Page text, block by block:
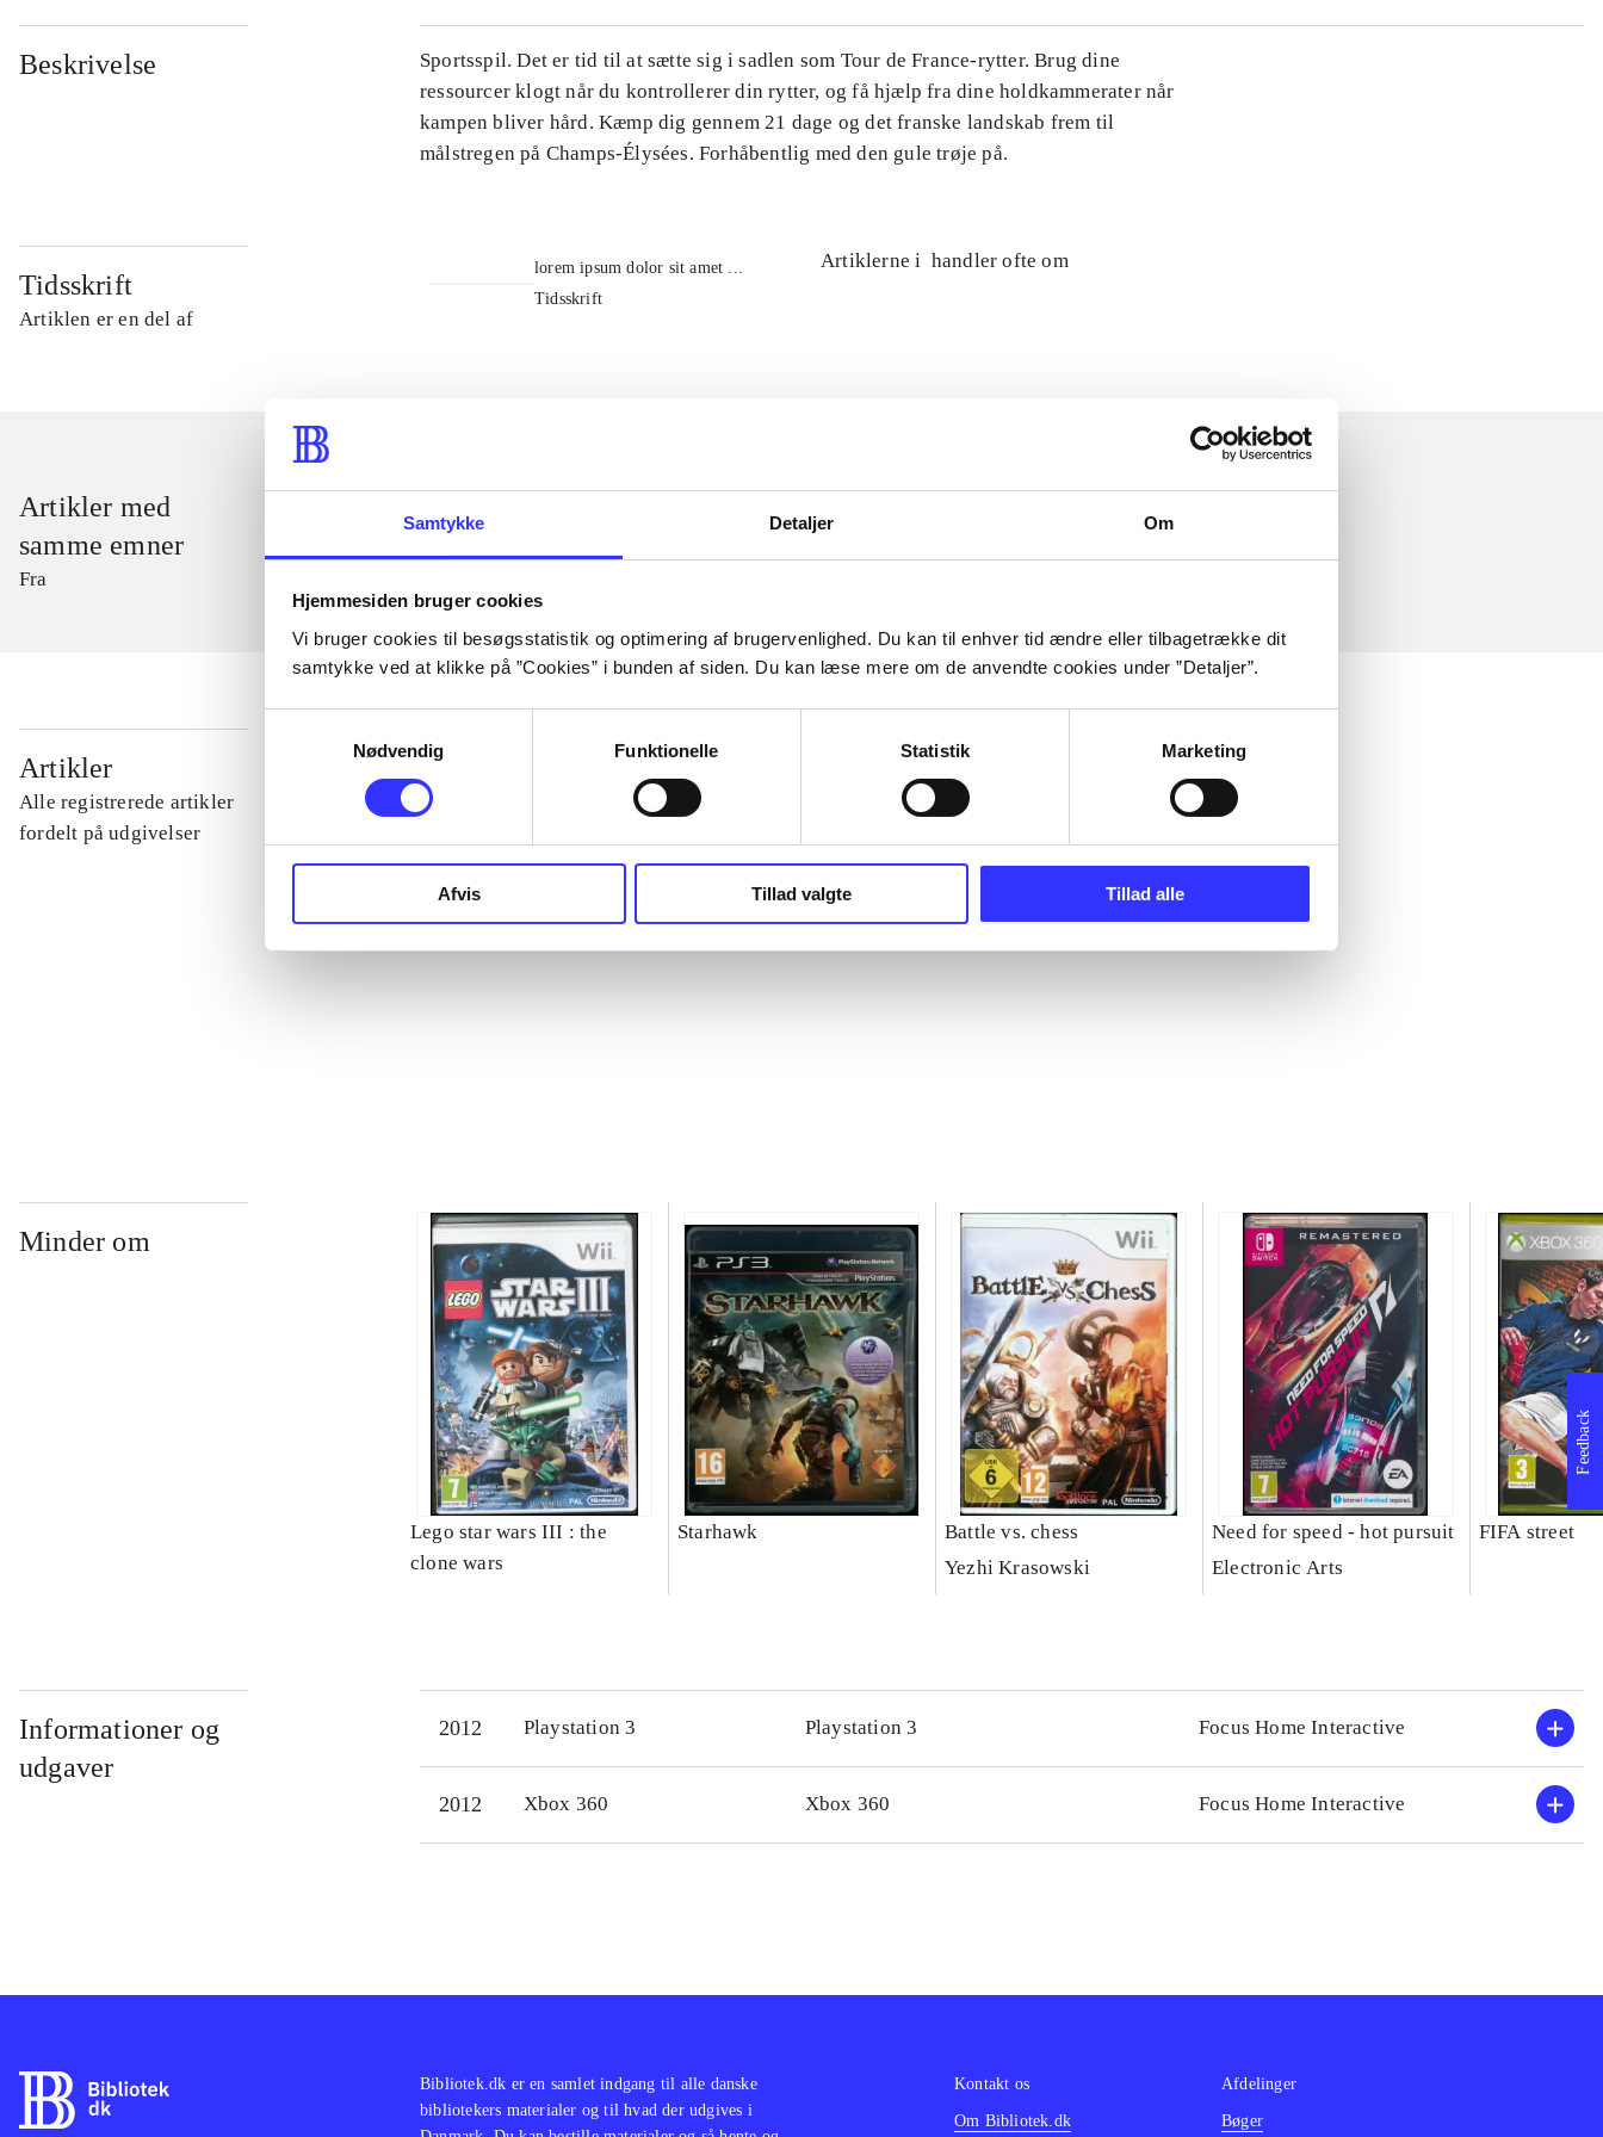
Samtykke Detaljer Om
Hjemmesiden bruger cookies
Vi bruger cookies til besøgsstatistik og optimering af brugervenlighed. Du kan til enhver tid ændre eller tilbagetrække dit
samtykke ved at klikke på ”Cookies” i bunden af siden. Du kan læse mere om de anvendte cookies under ”Detaljer”.
Nødvendig
Funktionelle Statistik Marketing
Afvis Tillad valgte Tillad alle
Beskrivelse
Sportsspil. Det er tid til at sætte sig i sadlen som Tour de France-rytter. Brug dine
ressourcer klogt når du kontrollerer din rytter, og få hjælp fra dine holdkammerater når
kampen bliver hård. Kæmp dig gennem 21 dage og det franske landskab frem til
målstregen på Champs-Élysées. Forhåbentlig med den gule trøje på.
Tidsskrift
Artiklen er en del af
lorem ipsum dolor sit amet ...
Tidsskrift
Artiklerne i handler ofte om
Artikler med
samme emner
Fra
Artikler
Alle registrerede artikler
fordelt på udgivelser
...
Minder om
Lego star wars III : the
clone wars
Starhawk
Battle vs. chess
Yezhi Krasowski
Need for speed - hot pursuit
Electronic Arts
FIFA street
Informationer og
udgaver
2012 Playstation 3 Playstation 3 Focus Home Interactive
2012 Xbox 360 Xbox 360 Focus Home Interactive
Feedback
Bibliotek.dk er en samlet indgang til alle danske
bibliotekers materialer og til hvad der udgives i
Kontakt os
Om Bibliotek.dk
Afdelinger
Bøger